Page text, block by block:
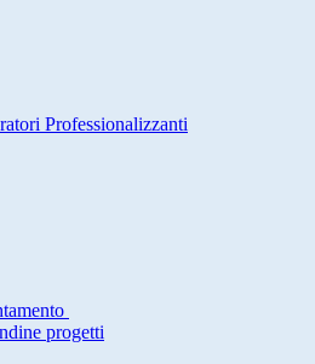
Professionalizzanti
progetti